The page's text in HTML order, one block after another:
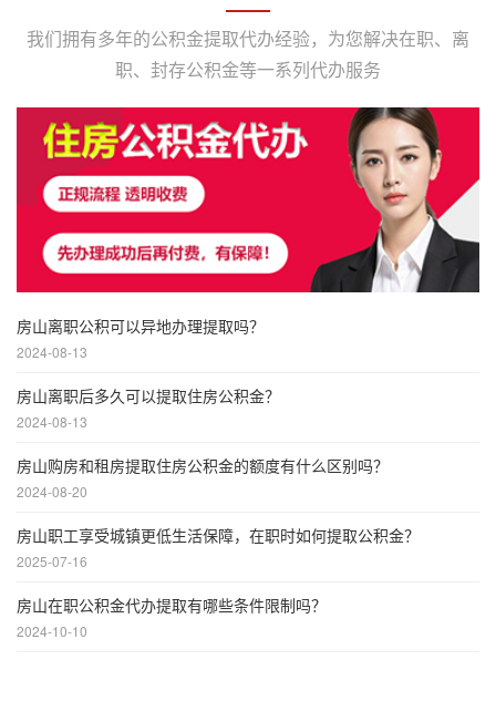
我们拥有多年的公积金提取代办经验，为您解决在职、离
职、封存公积金等一系列代办服务
房山离职公积可以异地办理提取吗？
2024-08-13
房山离职后多久可以提取住房公积金？
2024-08-13
房山购房和租房提取住房公积金的额度有什么区别吗？
2024-08-20
房山职工享受城镇更低生活保障，在职时如何提取公积金？
2025-07-16
房山在职公积金代办提取有哪些条件限制吗？
2024-10-10